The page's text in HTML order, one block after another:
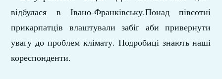
відбулася в Івано-Франківську.Понад півсотні
прикарпатців влаштували забіг аби привернути
увагу до проблем клімату. Подробиці знають наші
кореспонденти.